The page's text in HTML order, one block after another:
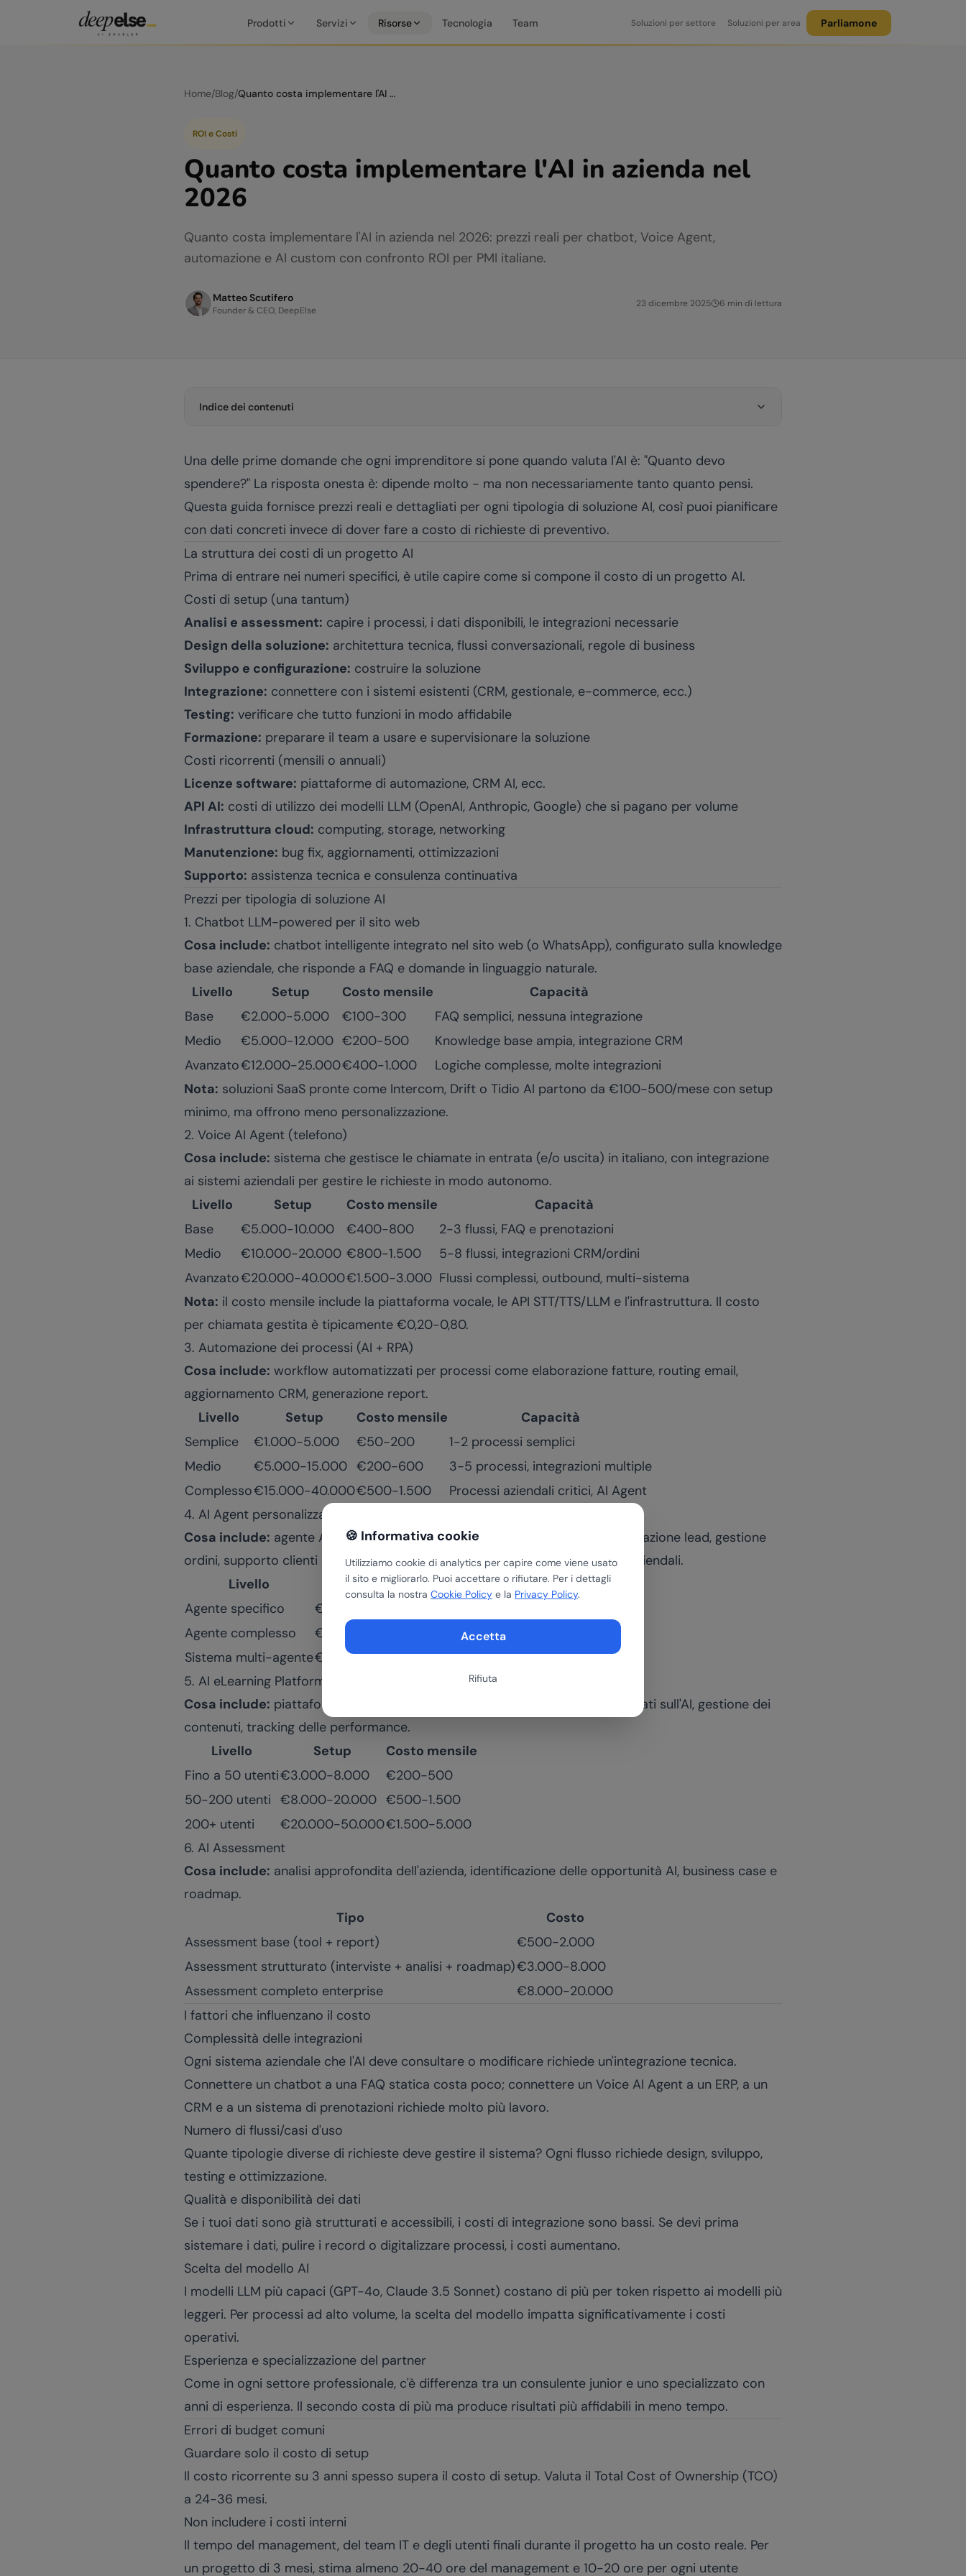
🍪 Informativa cookie
Utilizziamo cookie di analytics per capire come viene usato
il sito e migliorarlo. Puoi accettare o rifiutare. Per i dettagli
consulta la nostra Cookie Policy e la Privacy Policy.
Accetta
Rifiuta
Prodotti Servizi Risorse Tecnologia Team Soluzioni per settore Soluzioni per area Parliamone
Home/Blog/ Quanto costa implementare l'AI in azienda nel 2026
ROI e Costi
Quanto costa implementare l'AI in azienda nel
2026
Quanto costa implementare l'AI in azienda nel 2026: prezzi reali per chatbot, Voice Agent,
automazione e AI custom con confronto ROI per PMI italiane.
Matteo Scutifero
Founder & CEO, DeepElse
23 dicembre 2025 6 min di lettura
Indice dei contenuti
Una delle prime domande che ogni imprenditore si pone quando valuta l'AI è: "Quanto devo
spendere?" La risposta onesta è: dipende molto - ma non necessariamente tanto quanto pensi.
Questa guida fornisce prezzi reali e dettagliati per ogni tipologia di soluzione AI, così puoi pianificare
con dati concreti invece di dover fare a costo di richieste di preventivo.
La struttura dei costi di un progetto AI
Prima di entrare nei numeri specifici, è utile capire come si compone il costo di un progetto AI.
Costi di setup (una tantum)
Analisi e assessment: capire i processi, i dati disponibili, le integrazioni necessarie
Design della soluzione: architettura tecnica, flussi conversazionali, regole di business
Sviluppo e configurazione: costruire la soluzione
Integrazione: connettere con i sistemi esistenti (CRM, gestionale, e-commerce, ecc.)
Testing: verificare che tutto funzioni in modo affidabile
Formazione: preparare il team a usare e supervisionare la soluzione
Costi ricorrenti (mensili o annuali)
Licenze software: piattaforme di automazione, CRM AI, ecc.
API AI: costi di utilizzo dei modelli LLM (OpenAI, Anthropic, Google) che si pagano per volume
Infrastruttura cloud: computing, storage, networking
Manutenzione: bug fix, aggiornamenti, ottimizzazioni
Supporto: assistenza tecnica e consulenza continuativa
Prezzi per tipologia di soluzione AI
1. Chatbot LLM-powered per il sito web
Cosa include: chatbot intelligente integrato nel sito web (o WhatsApp), configurato sulla knowledge
base aziendale, che risponde a FAQ e domande in linguaggio naturale.
Livello
Setup Costo mensile
Capacità
Base
€2.000-5.000 €100-300
FAQ semplici, nessuna integrazione
Medio
€5.000-12.000 €200-500
Knowledge base ampia, integrazione CRM
Avanzato€12.000-25.000€400-1.000
Logiche complesse, molte integrazioni
Nota: soluzioni SaaS pronte come Intercom, Drift o Tidio AI partono da €100-500/mese con setup
minimo, ma offrono meno personalizzazione.
2. Voice AI Agent (telefono)
Cosa include: sistema che gestisce le chiamate in entrata (e/o uscita) in italiano, con integrazione
ai sistemi aziendali per gestire le richieste in modo autonomo.
Livello
Setup Costo mensile
Capacità
Base
€5.000-10.000 €400-800
2-3 flussi, FAQ e prenotazioni
Medio
€10.000-20.000 €800-1.500
5-8 flussi, integrazioni CRM/ordini
Avanzato€20.000-40.000€1.500-3.000 Flussi complessi, outbound, multi-sistema
Nota: il costo mensile include la piattaforma vocale, le API STT/TTS/LLM e l'infrastruttura. Il costo
per chiamata gestita è tipicamente €0,20-0,80.
3. Automazione dei processi (AI + RPA)
Cosa include: workflow automatizzati per processi come elaborazione fatture, routing email,
aggiornamento CRM, generazione report.
Livello
Setup Costo mensile
Capacità
Semplice
€1.000-5.000 €50-200
1-2 processi semplici
Medio
€5.000-15.000 €200-600
3-5 processi, integrazioni multiple
Complesso€15.000-40.000€500-1.500
Processi aziendali critici, AI Agent
4. AI Agent personalizzato
Cosa include: agente AI autonomo che gestisce processi complessi (qualificazione lead, gestione
ordini, supporto clienti end-to-end) con integrazione profonda nei sistemi aziendali.
Livello
Setup
Costo mensile
Agente specifico
€15.000-35.000
Agente complesso
€35.000-70.000
€1.500-3.500
Sistema multi-agente€70.000-150.000+€3.000-8.000+
5. AI eLearning Platform
Cosa include: piattaforma di formazione aziendale con percorsi adattivi basati sull'AI, gestione dei
contenuti, tracking delle performance.
Livello
Setup
Costo mensile
Fino a 50 utenti€3.000-8.000
€200-500
50-200 utenti €8.000-20.000 €500-1.500
200+ utenti
€20.000-50.000€1.500-5.000
6. AI Assessment
Cosa include: analisi approfondita dell'azienda, identificazione delle opportunità AI, business case e
roadmap.
Tipo
Costo
Assessment base (tool + report)
€500-2.000
Assessment strutturato (interviste + analisi + roadmap)€3.000-8.000
Assessment completo enterprise
€8.000-20.000
I fattori che influenzano il costo
Complessità delle integrazioni
Ogni sistema aziendale che l'AI deve consultare o modificare richiede un'integrazione tecnica.
Connettere un chatbot a una FAQ statica costa poco; connettere un Voice AI Agent a un ERP, a un
CRM e a un sistema di prenotazioni richiede molto più lavoro.
Numero di flussi/casi d'uso
Quante tipologie diverse di richieste deve gestire il sistema? Ogni flusso richiede design, sviluppo,
testing e ottimizzazione.
Qualità e disponibilità dei dati
Se i tuoi dati sono già strutturati e accessibili, i costi di integrazione sono bassi. Se devi prima
sistemare i dati, pulire i record o digitalizzare processi, i costi aumentano.
Scelta del modello AI
I modelli LLM più capaci (GPT-4o, Claude 3.5 Sonnet) costano di più per token rispetto ai modelli più
leggeri. Per processi ad alto volume, la scelta del modello impatta significativamente i costi
operativi.
Esperienza e specializzazione del partner
Come in ogni settore professionale, c'è differenza tra un consulente junior e uno specializzato con
anni di esperienza. Il secondo costa di più ma produce risultati più affidabili in meno tempo.
Errori di budget comuni
Guardare solo il costo di setup
Il costo ricorrente su 3 anni spesso supera il costo di setup. Valuta il Total Cost of Ownership (TCO)
a 24-36 mesi.
Non includere i costi interni
Il tempo del management, del team IT e degli utenti finali durante il progetto ha un costo reale. Per
un progetto di 3 mesi, stima almeno 20-40 ore del management e 10-20 ore per ogni utente